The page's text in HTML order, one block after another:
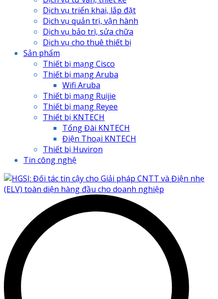
Dịch vụ triển khai, lắp đặt
Dịch vụ quản trị, vận hành
Dịch vụ bảo trì, sửa chữa
Dịch vụ cho thuê thiết bị
Sản phẩm
Thiết bị mạng Cisco
Thiết bị mạng Aruba
Wifi Aruba
Thiết bị mạng Ruijie
Thiết bị mạng Reyee
Thiết bị KNTECH
Tổng Đài KNTECH
Điện Thoại KNTECH
Thiết bị Huviron
Tin công nghệ